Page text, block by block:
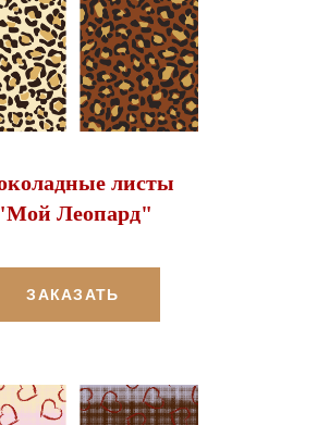
листы
Леопард"
ЗАКАЗАТЬ